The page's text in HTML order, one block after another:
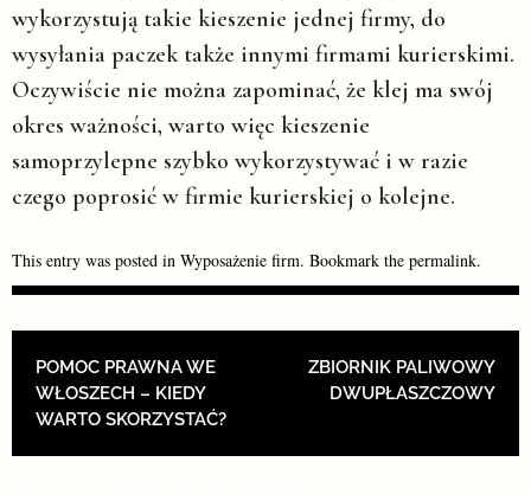
wykorzystują takie kieszenie jednej firmy, do
wysyłania paczek także innymi firmami kurierskimi.
Oczywiście nie można zapominać, że klej ma swój
okres ważności, warto więc kieszenie
samoprzylepne szybko wykorzystywać i w razie
czego poprosić w firmie kurierskiej o kolejne.
This entry was posted in Wyposażenie firm. Bookmark the permalink.
POST NAVIGATION
POMOC PRAWNA WE
WŁOSZECH – KIEDY
WARTO SKORZYSTAĆ?
ZBIORNIK PALIWOWY
DWUPŁASZCZOWY